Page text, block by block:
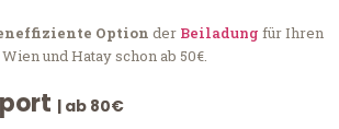
Option der Beiladung für Ihren
und Hatay schon ab 50€.
| ab 80€